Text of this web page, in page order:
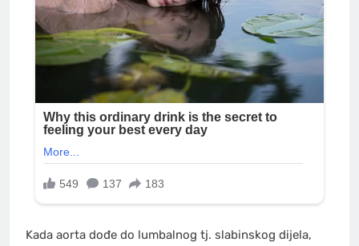
Kada aorta dođe do lumbalnog tj. slabinskog dijela,